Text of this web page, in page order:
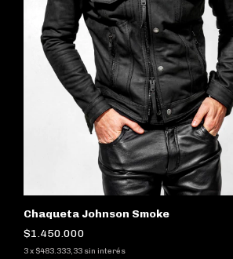
Chaqueta Johnson Smoke
$1.450.000
3x $483.333,33 sin interés